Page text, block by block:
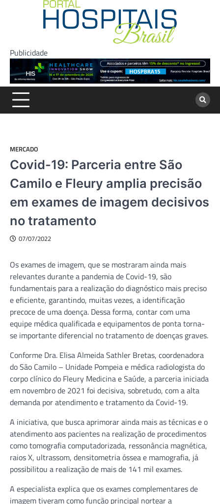
Publicidade
MERCADO
Covid-19: Parceria entre São
Camilo e Fleury amplia precisão
em exames de imagem decisivos
no tratamento
07/07/2022
Os exames de imagem, que se mostraram ainda mais
relevantes durante a pandemia de Covid-19, são
fundamentais para a realização do diagnóstico mais preciso
e eficiente, garantindo, muitas vezes, a identificação
precoce de uma doença. Dessa forma, contar com uma
equipe médica qualificada e equipamentos de ponta torna-
se importante diferencial no tratamento de doenças graves.
Conforme Dra. Elisa Almeida Sathler Bretas, coordenadora
do São Camilo – Unidade Pompeia e médica radiologista do
corpo clínico do Fleury Medicina e Saúde, a parceria iniciada
em novembro de 2021 foi decisiva, sobretudo, com a alta
demanda por atendimento e tratamento da Covid-19.
A iniciativa, que busca aprimorar ainda mais as técnicas e o
atendimento aos pacientes na realização de procedimentos
como tomografia computadorizada, ressonância magnética,
raios X, ultrassom, densitometria óssea e mamografia, já
possibilitou a realização de mais de 141 mil exames.
A especialista explica que os exames complementares de
imagem tiveram como função principal nortear a